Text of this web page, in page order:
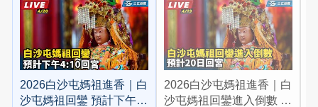
2026白沙屯媽祖進香｜白
沙屯媽祖回鑾 預計下午
2026白沙屯媽祖進香｜白
沙屯媽祖回鑾進入倒數 預